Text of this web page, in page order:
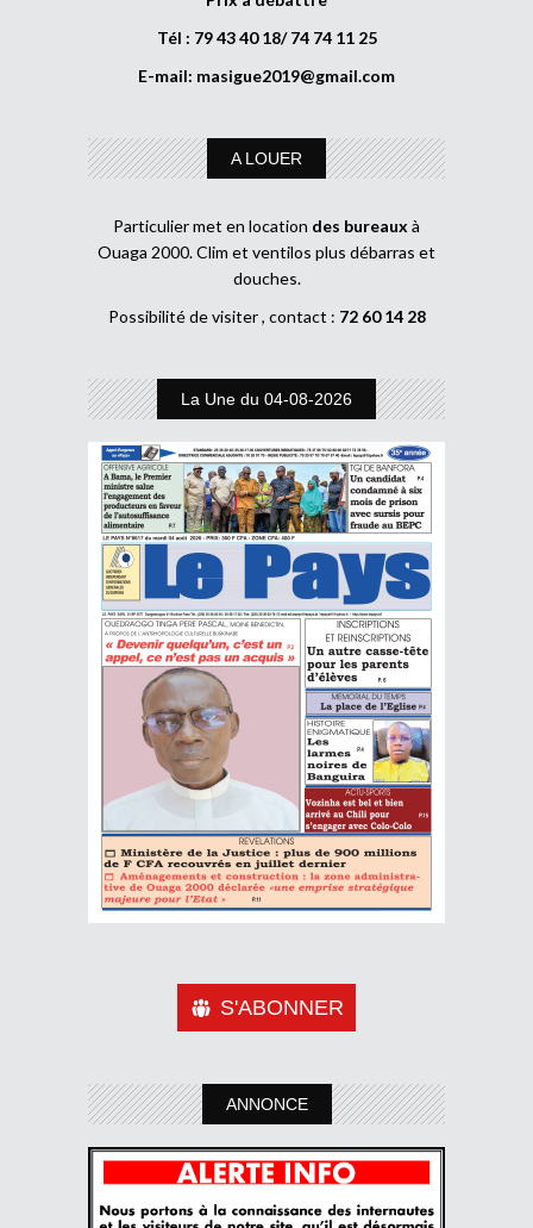
Tél : 79 43 40 18/ 74 74 11 25
E-mail: masigue2019@gmail.com
A LOUER
Particulier met en location des bureaux à
Ouaga 2000. Clim et ventilos plus débarras et
douches.
Possibilité de visiter , contact : 72 60 14 28
La Une du 04-08-2026
S'ABONNER
ANNONCE